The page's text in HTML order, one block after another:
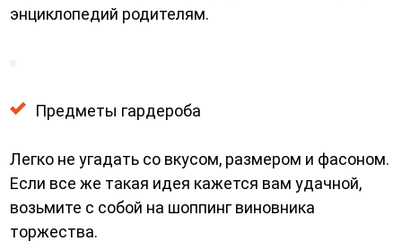
энциклопедий родителям.
Предметы гардероба
Легко не угадать со вкусом, размером и фасоном.
Если все же такая идея кажется вам удачной,
возьмите с собой на шоппинг виновника
торжества.